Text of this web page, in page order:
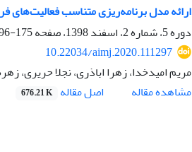
ارائه مدل برنامه‌ریزی متناسب فعالیت‌های
دوره 5، شماره 2، اسفند 1398، صفحه
175-196
10.22034/aimj.2020.111297
مریم امیدخدا، زهرا اباذری، نجلا حریری،
مشاهده مقاله
اصل مقاله 676.21 K